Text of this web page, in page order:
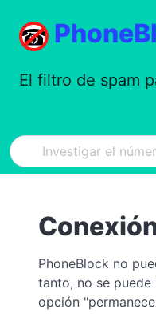
El filtro de spam
PhoneBlock no
tanto, no se
opción